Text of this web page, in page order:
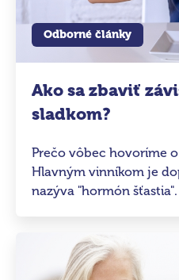
Odborné články
Ako sa zbaviť
sladkom?
Prečo vôbec hovoríme
Hlavným vinníkom je
nazýva "hormón šťastia".